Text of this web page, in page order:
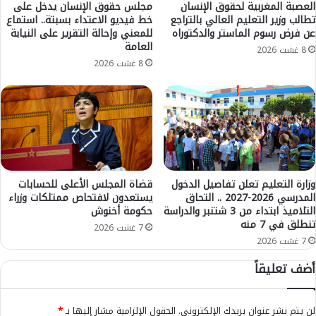
ح
د
ا
ل
ي
ق
ة
خ
ا
ي
ب
ة
ب
ز
ا
-
ا
ث
إ
ن
ت
ل
ج
ث
ة
ع
ش
ر
ي
ن
ي
غ
ر
ق
ب
العصبة المغربية لحقوق الإنسان
تطالب وزير التعليم العالي بالتراجع
عن فرض رسوم الماستر والدكتوراه
8 غشت 2026
مجلس حقوق الإنسان يدخل على
خط فيديو الاعتداء بسبتة.. استماع
للمعني وإحالة التقرير على النيابة
العامة
8 غشت 2026
وزارة التعليم تعلن تفاصيل الدخول
المدرسي 2026-2027 .. التحاق
التلاميذ ابتداء من 3 شتنبر والدراسة
تنطلق في 7 منه
7 غشت 2026
قضاة المجلس الأعلى للحسابات
يستعدون لافتحاص ممتلكات وزراء
حكومة أخنوش
7 غشت 2026
أضف تعليقاً
لن يتم نشر عنوان بريدك الإلكتروني. الحقول الإلزامية مشار إليها بـ*